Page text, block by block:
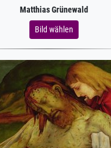
Matthias Grünewald
Bild wählen